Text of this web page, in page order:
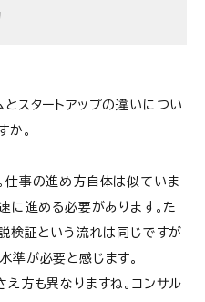
スタートアップの違いについ
か。
仕事の進め方自体は似ていま
に進める必要があります。た
検証という流れは同じですが
準が必要と感じます。
方も異なりますね。コンサル